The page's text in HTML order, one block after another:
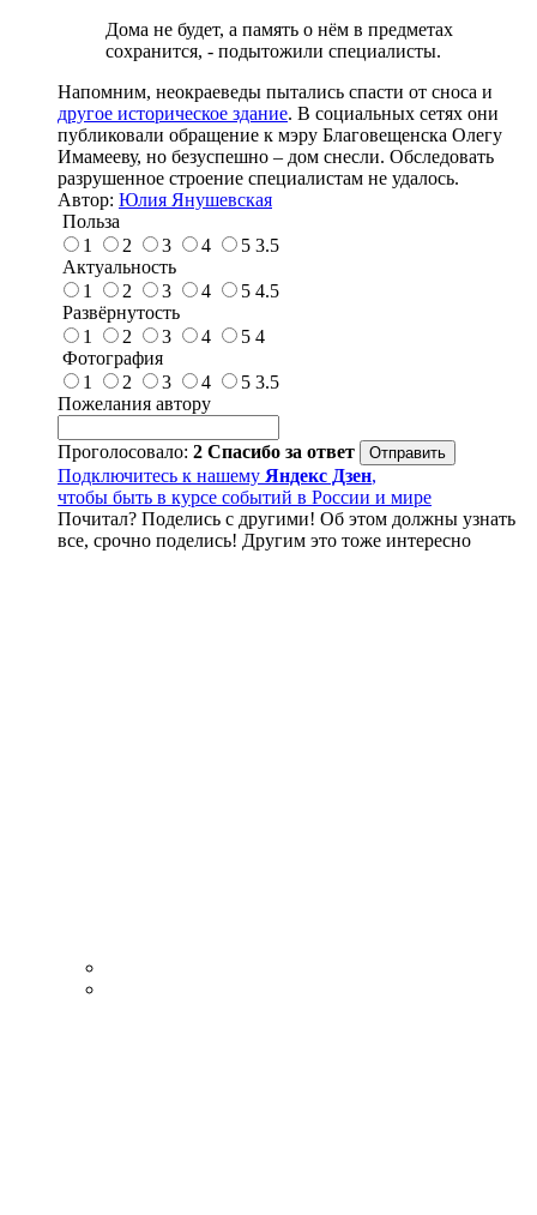
Дома не будет, а память о нём в предметах
сохранится, - подытожили специалисты.
Напомним, неокраеведы пытались спасти от сноса и
другое историческое здание. В социальных сетях они
публиковали обращение к мэру Благовещенска Олегу
Имамееву, но безуспешно – дом снесли. Обследовать
разрушенное строение специалистам не удалось.
Автор: Юлия Янушевская
Польза
1
2 3 4 5 3.5
Актуальность
1
2 3 4 5 4.5
Развёрнутость
1
2 3 4 5 4
Фотография
1
2 3 4 5 3.5
Пожелания автору
Проголосовало: 2 Спасибо за ответ
Подключитесь к нашему Яндекс Дзен,
чтобы быть в курсе событий в России и мире
Почитал? Поделись с другими! Об этом должны узнать
все, срочно поделись! Другим это тоже интересно